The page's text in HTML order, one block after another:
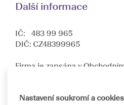
Další informace
IČ: 483 99 965
DIČ: CZ48399965
Firma je zapsána v
Jsme dceřinnou společností
ASKIN & CO GmbH.
Nastavení soukromí a cookies